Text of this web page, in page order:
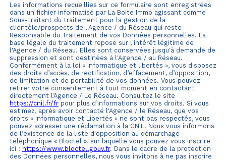
Les informations recueillies sur ce formulaire sont enregistrées
dans un fichier informatisé par La Boite Immo agissant comme
Sous-traitant du traitement pour la gestion de la
clientèle/prospects de l'Agence / du Réseau qui reste
Responsable du Traitement de vos Données personnelles. La
base légale du traitement repose sur l'intérêt légitime de
l'Agence / du Réseau. Elles sont conservées jusqu'à demande de
suppression et sont destinées à l'Agence / au Réseau.
Conformément à la loi « informatique et libertés », vous disposez
des droits d’accès, de rectification, d’effacement, d’opposition,
de limitation et de portabilité de vos données. Vous pouvez
retirer votre consentement à tout moment en contactant
directement l’Agence / Le Réseau. Consultez le site
https://cnil.fr/fr pour plus d’informations sur vos droits. Si vous
estimez, après avoir contacté l'Agence / le Réseau, que vos
droits « Informatique et Libertés » ne sont pas respectés, vous
pouvez adresser une réclamation à la CNIL. Nous vous informons
de l’existence de la liste d'opposition au démarchage
téléphonique « Bloctel », sur laquelle vous pouvez vous inscrire
ici : https://www.bloctel.gouv.fr. Dans le cadre de la protection
des Données personnelles, nous vous invitons à ne pas inscrire